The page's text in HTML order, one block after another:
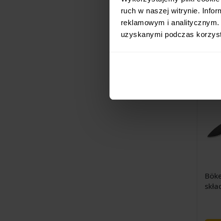
ruch w naszej witrynie.
reklamowym i
uzyskanymi podczas